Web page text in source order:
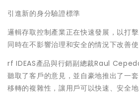
引進新的身分驗證標準
邏輯存取控制產業正在快速發展，以打
同時在不影響治理和安全的情況下改善
rf IDEAS產品與行銷副總裁Raul
聽取了客戶的意見，並自豪地推出了一
移轉的複雜性，讓用戶可以快速、安全